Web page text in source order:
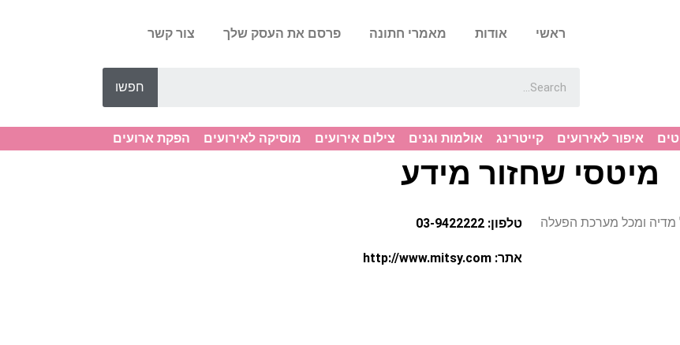
ראשי אודות מאמרי חתונה פרסם את העסק שלך צור קשר
חפשו
איפור לאירועים קייטרינג אולמות וגנים צילום אירועים מוסיקה לאירועים הפקת ארועים
מיטסי שחזור מידע
מכל מדיה ומכל מערכת הפעלה
טלפון: 03-9422222
אתר: http://www.mitsy.com